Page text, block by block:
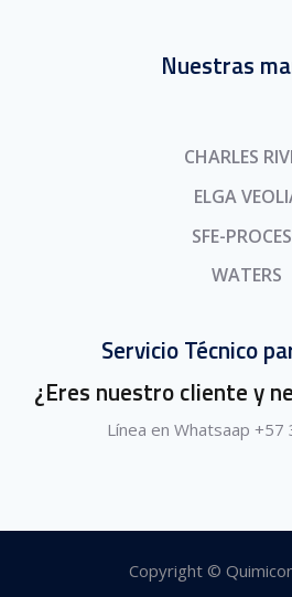
Nuestras
CHARLES
ELGA
SFE-
WATERS
Servicio Técnico
¿Eres nuestro cliente y
Línea en Whatsaap
Copyright ©